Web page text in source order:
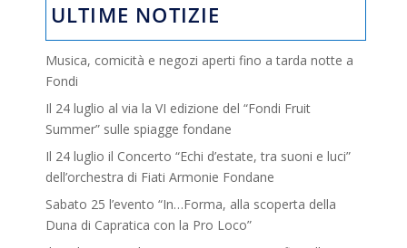
ULTIME NOTIZIE
Musica, comicità e negozi aperti fino a tarda notte a
Fondi
Il 24 luglio al via la VI edizione del “Fondi Fruit
Summer” sulle spiagge fondane
Il 24 luglio il Concerto “Echi d’estate, tra suoni e luci”
dell’orchestra di Fiati Armonie Fondane
Sabato 25 l’evento “In…Forma, alla scoperta della
Duna di Capratica con la Pro Loco”